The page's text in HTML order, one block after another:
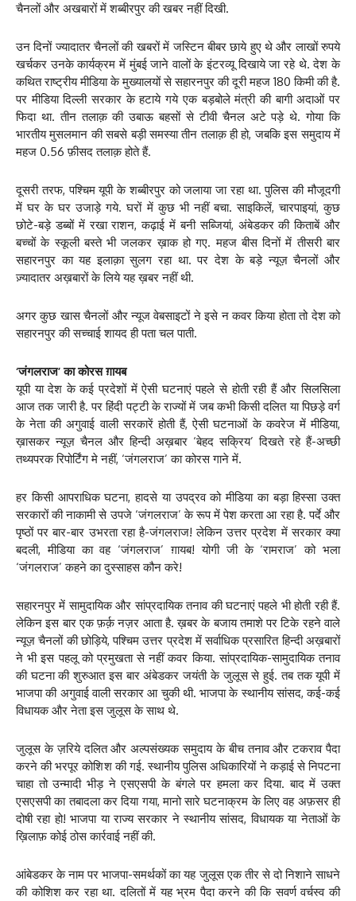
चैनलों और अखबारों में शब्बीरपुर की खबर नहीं दिखी.
उन दिनों ज्यादातर चैनलों की खबरों में जस्टिन बीबर छाये हुए थे और लाखों रुपये
खर्चकर उनके कार्यक्रम में मुंबई जाने वालों के इंटरव्यू दिखाये जा रहे थे. देश के
कथित राष्ट्रीय मीडिया के मुख्यालयों से सहारनपुर की दूरी महज 180 किमी की है.
पर मीडिया दिल्ली सरकार के हटाये गये एक बड़बोले मंत्री की बागी अदाओं पर
फिदा था. तीन तलाक़ की उबाऊ बहसों से टीवी चैनल अटे पड़े थे. गोया कि
भारतीय मुसलमान की सबसे बड़ी समस्या तीन तलाक़ ही हो, जबकि इस समुदाय में
महज 0.56 फ़ीसद तलाक़ होते हैं.
दूसरी तरफ, पश्चिम यूपी के शब्बीरपुर को जलाया जा रहा था. पुलिस की मौजूदगी
में घर के घर उजाड़े गये. घरों में कुछ भी नहीं बचा. साइकिलें, चारपाइयां, कुछ
छोटे-बड़े डब्बों में रखा राशन, कढ़ाई में बनी सब्जियां, अंबेडकर की किताबें और
बच्चों के स्कूली बस्ते भी जलकर ख़ाक हो गए. महज बीस दिनों में तीसरी बार
सहारनपुर का यह इलाक़ा सुलग रहा था. पर देश के बड़े न्यूज़ चैनलों और
ज़्यादातर अख़बारों के लिये यह ख़बर नहीं थी.
अगर कुछ खास चैनलों और न्यूज वेबसाइटों ने इसे न कवर किया होता तो देश को
सहारनपुर की सच्चाई शायद ही पता चल पाती.
‘जंगलराज’ का कोरस ग़ायब
यूपी या देश के कई प्रदेशों में ऐसी घटनाएं पहले से होती रही हैं और सिलसिला
आज तक जारी है. पर हिंदी पट्टी के राज्यों में जब कभी किसी दलित या पिछड़े वर्ग
के नेता की अगुवाई वाली सरकारें होती हैं, ऐसी घटनाओं के कवरेज में मीडिया,
ख़ासकर न्यूज़ चैनल और हिन्दी अख़बार ‘बेहद सक्रिय’ दिखते रहे हैं-अच्छी
तथ्यपरक रिपोर्टिंग मे नहीं, ‘जंगलराज’ का कोरस गाने में.
हर किसी आपराधिक घटना, हादसे या उपद्रव को मीडिया का बड़ा हिस्सा उक्त
सरकारों की नाकामी से उपजे ‘जंगलराज’ के रूप में पेश करता आ रहा है. पर्दे और
पृष्ठों पर बार-बार उभरता रहा है-जंगलराज! लेकिन उत्तर प्रदेश में सरकार क्या
बदली, मीडिया का वह ‘जंगलराज’ ग़ायब! योगी जी के ‘रामराज’ को भला
‘जंगलराज’ कहने का दुस्साहस कौन करे!
सहारनपुर में सामुदायिक और सांप्रदायिक तनाव की घटनाएं पहले भी होती रही हैं.
लेकिन इस बार एक फ़र्क़ नज़र आता है. ख़बर के बजाय तमाशे पर टिके रहने वाले
न्यूज़ चैनलों की छोड़िये, पश्चिम उत्तर प्रदेश में सर्वाधिक प्रसारित हिन्दी अख़बारों
ने भी इस पहलू को प्रमुखता से नहीं कवर किया. सांप्रदायिक-सामुदायिक तनाव
की घटना की शुरुआत इस बार अंबेडकर जयंती के जुलूस से हुई. तब तक यूपी में
भाजपा की अगुवाई वाली सरकार आ चुकी थी. भाजपा के स्थानीय सांसद, कई-कई
विधायक और नेता इस जुलूस के साथ थे.
जुलूस के ज़रिये दलित और अल्पसंख्यक समुदाय के बीच तनाव और टकराव पैदा
करने की भरपूर कोशिश की गई. स्थानीय पुलिस अधिकारियों ने कड़ाई से निपटना
चाहा तो उन्मादी भीड़ ने एसएसपी के बंगले पर हमला कर दिया. बाद में उक्त
एसएसपी का तबादला कर दिया गया, मानो सारे घटनाक्रम के लिए वह अफ़सर ही
दोषी रहा हो! भाजपा या राज्य सरकार ने स्थानीय सांसद, विधायक या नेताओं के
ख़िलाफ़ कोई ठोस कार्रवाई नहीं की.
आंबेडकर के नाम पर भाजपा-समर्थकों का यह जुलूस एक तीर से दो निशाने साधने
की कोशिश कर रहा था. दलितों में यह भ्रम पैदा करने की कि सवर्ण वर्चस्व की